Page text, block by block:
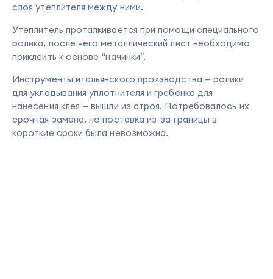
слоя утеплителя между ними.
Утеплитель проталкивается при помощи специального
ролика, после чего металлический лист необходимо
приклеить к основе “начинки”.
Инструменты итальянского производства — ролики
для укладывания уплотнителя и гребенка для
нанесения клея — вышли из строя. Потребовалось их
срочная замена, но поставка из-за границы в
короткие сроки была невозможна.